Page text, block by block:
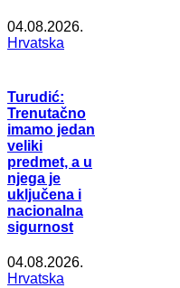
04.08.2026.
Hrvatska
Turudić:
Trenutačno
imamo jedan
veliki
predmet, a u
njega je
uključena i
nacionalna
sigurnost
04.08.2026.
Hrvatska